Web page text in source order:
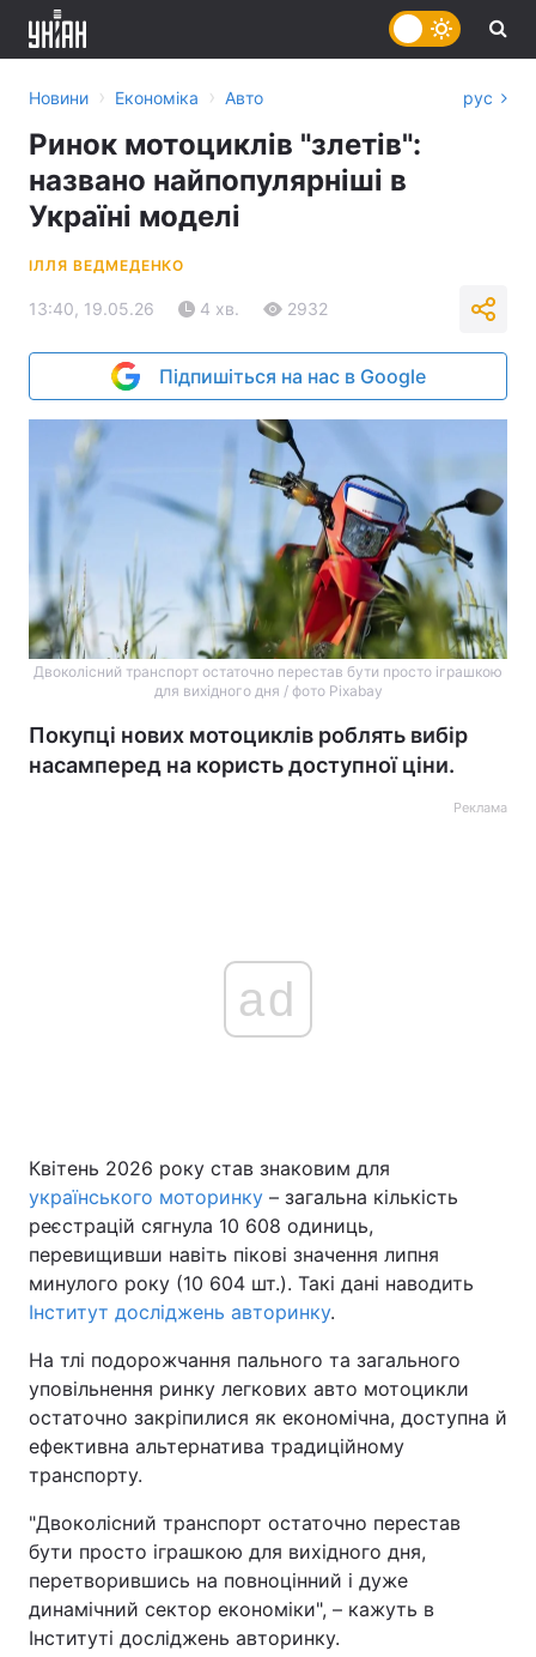
Головна Війна
Україна Політика
Економіка Світ
Техно і зв'язок Лайт
Зброя Інциденти
Здоров'я
Цікавинки Погода
Екологія Регіони
Лонгріди
Новини › Економіка › Авто рус
Ринок мотоциклів "злетів":
названо найпопулярніші в
Україні моделі
ІЛЛЯ ВЕДМЕДЕНКО
13:40, 19.05.26 4 хв. 2932
Підпишіться на нас в Google
Двоколісний транспорт остаточно перестав бути просто іграшкою
для вихідного дня / фото Pixabay
Покупці нових мотоциклів роблять вибір
насамперед на користь доступної ціни.
Реклама
ad
Квітень 2026 року став знаковим для
українського моторинку – загальна кількість
реєстрацій сягнула 10 608 одиниць,
перевищивши навіть пікові значення липня
минулого року (10 604 шт.). Такі дані наводить
Інститут досліджень авторинку.
На тлі подорожчання пального та загального
уповільнення ринку легкових авто мотоцикли
остаточно закріпилися як економічна, доступна й
ефективна альтернатива традиційному
транспорту.
"Двоколісний транспорт остаточно перестав
бути просто іграшкою для вихідного дня,
перетворившись на повноцінний і дуже
динамічний сектор економіки", – кажуть в
Інституті досліджень авторинку.